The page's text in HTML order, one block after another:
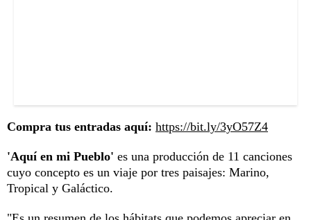
Compra tus entradas aquí: https://bit.ly/3yO57Z4
'Aquí en mi Pueblo' es una producción de 11 canciones
cuyo concepto es un viaje por tres paisajes: Marino,
Tropical y Galáctico.